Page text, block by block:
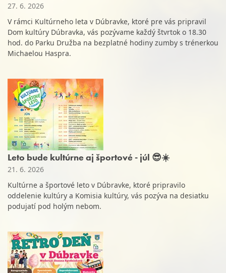
27. 6. 2026
V rámci Kultúrneho leta v Dúbravke, ktoré pre vás pripravil
Dom kultúry Dúbravka, vás pozývame každý štvrtok o 18.30
hod. do Parku Družba na bezplatné hodiny zumby s trénerkou
Michaelou Haspra.
Leto bude kultúrne aj športové - júl 😎☀️
21. 6. 2026
Kultúrne a športové leto v Dúbravke, ktoré pripravilo
oddelenie kultúry a Komisia kultúry, vás pozýva na desiatku
podujatí pod holým nebom.